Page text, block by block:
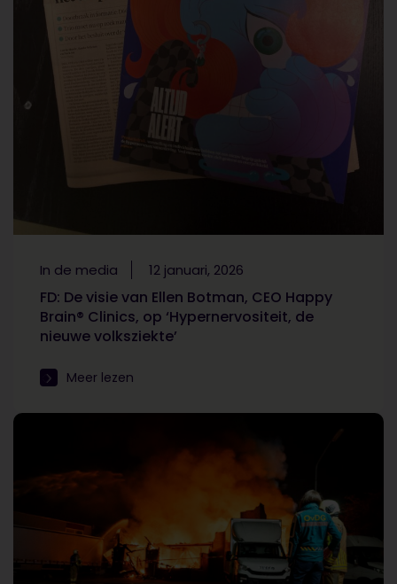
In de media 12 januari, 2026
FD: De visie van Ellen Botman, CEO Happy
Brain® Clinics, op ‘Hypernervositeit, de
nieuwe volksziekte’
Meer lezen